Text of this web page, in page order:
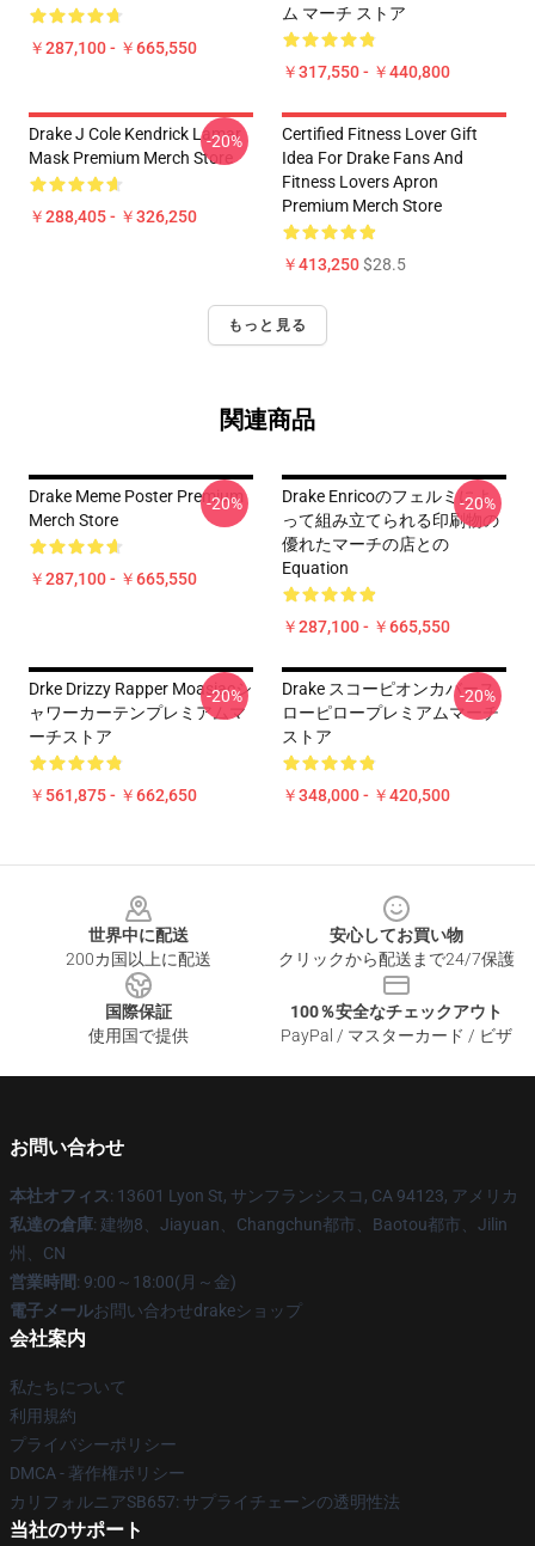
￥287,100 - ￥665,550
ム マーチ ストア
￥317,550 - ￥440,800
Drake J Cole Kendrick Lamar
Mask Premium Merch Store
￥288,405 - ￥326,250
-20%
Certified Fitness Lover Gift
Idea For Drake Fans And
Fitness Lovers Apron
Premium Merch Store
￥413,250$28.5
もっと見る
関連商品
Drake Meme Poster Premium
Merch Store
￥287,100 - ￥665,550
-20%
Drake Enricoのフェルミによ
って組み立てられる印刷物の
優れたマーチの店との
Equation
￥287,100 - ￥665,550
-20%
Drke Drizzy Rapper Moasiacシ
ャワーカーテンプレミアムマ
ーチストア
￥561,875 - ￥662,650
-20%
Drake スコーピオンカバース
ローピロープレミアムマーチ
ストア
￥348,000 - ￥420,500
-20%
世界中に配送
200カ国以上に配送
安心してお買い物
クリックから配送まで24/7保護
国際保証
使用国で提供
100％安全なチェックアウト
PayPal / マスターカード / ビザ
お問い合わせ
本社オフィス: 13601 Lyon St, サンフランシスコ, CA 94123, アメリカ
私達の倉庫: 建物8、Jiayuan、Changchun都市、Baotou都市、Jilin
州、CN
営業時間: 9:00～18:00(月～金)
電子メールお問い合わせdrakeショップ
会社案内
私たちについて
利用規約
プライバシーポリシー
DMCA - 著作権ポリシー
カリフォルニアSB657: サプライチェーンの透明性法
当社のサポート